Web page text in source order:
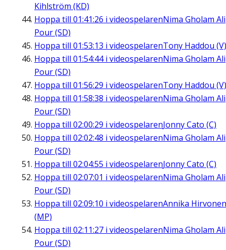
Kihlström (KD)
Hoppa till 01:41:26 i videospelarenNima Gholam Ali
Pour (SD)
Hoppa till 01:53:13 i videospelarenTony Haddou (V)
Hoppa till 01:54:44i videospelarenNima Gholam Ali
Pour (SD)
Hoppa till 01:56:29 i videospelarenTony Haddou (V)
Hoppa till 01:58:38 i videospelarenNima Gholam Ali
Pour (SD)
Hoppa till 02:00:29 i videospelarenJonny Cato (C)
Hoppa till 02:02:48 i videospelarenNima Gholam Ali
Pour (SD)
Hoppa till 02:04:55 i videospelarenJonny Cato (C)
Hoppa till 02:07:01 i videospelarenNima Gholam Ali
Pour (SD)
Hoppa till 02:09:10 i videospelarenAnnika Hirvonen
(MP)
Hoppa till 02:11:27 i videospelarenNima Gholam Ali
Pour (SD)